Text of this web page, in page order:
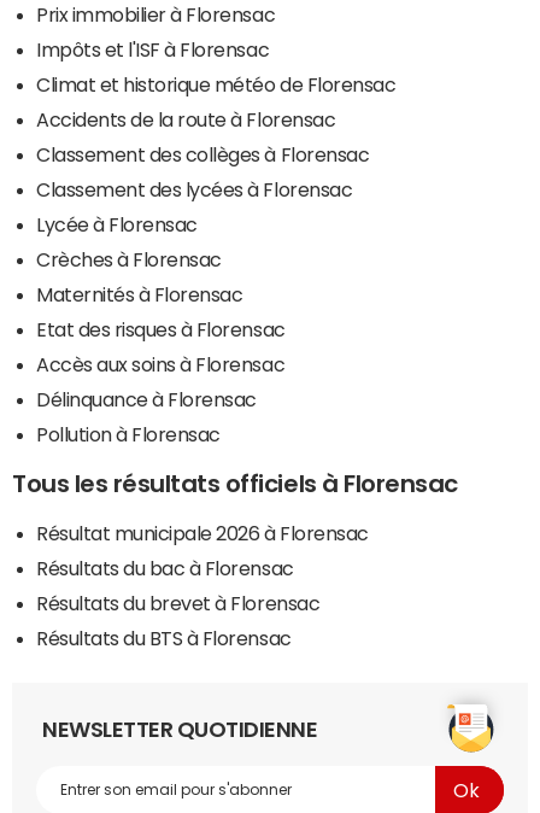
Prix immobilier à Florensac
Impôts et l'ISF à Florensac
Climat et historique météo de Florensac
Accidents de la route à Florensac
Classement des collèges à Florensac
Classement des lycées à Florensac
Lycée à Florensac
Crèches à Florensac
Maternités à Florensac
Etat des risques à Florensac
Accès aux soins à Florensac
Délinquance à Florensac
Pollution à Florensac
Tous les résultats officiels à Florensac
Résultat municipale 2026 à Florensac
Résultats du bac à Florensac
Résultats du brevet à Florensac
Résultats du BTS à Florensac
NEWSLETTER QUOTIDIENNE